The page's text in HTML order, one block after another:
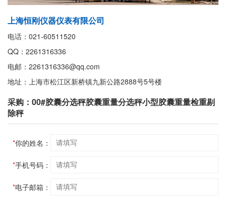
上海恒刚仪器仪表有限公司
电话：021-60511520
QQ：2261316336
电邮：2261316336@qq.com
地址：上海市松江区新桥镇九新公路2888号5号楼
采购：00#胶囊分选秤胶囊重量分选秤小型胶囊重量检重剔
除秤
*你的姓名：
*手机号码：
*电子邮箱：